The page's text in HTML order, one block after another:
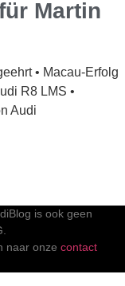
Martin
• Macau-Erfolg
R8 LMS •
Audi
is ook geen
naar onze contact